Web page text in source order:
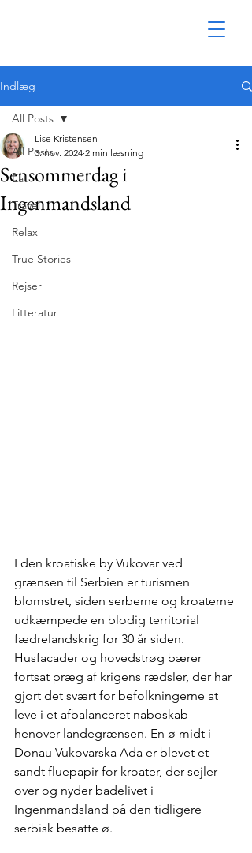
Indlæg
All Posts
Eat
Travel
Relax
True Stories
Rejser
Litteratur
All Posts
Sensommerdag i
Ingenmandsland
Lise Kristensen
3. nov. 2024 2 min læsning
I den kroatiske by Vukovar ved
grænsen til Serbien er turismen
blomstret, siden serberne og kroaterne
udkæmpede en blodig territorial
fædrelandskrig for 30 år siden.
Husfacader og hovedstrøg bærer
fortsat præg af krigens rædsler, der har
gjort det svært for befolkningerne at
leve i et afbalanceret naboskab
henover landegrænsen. En ø midt i
Donau Vukovarska Ada er blevet et
sandt fluepapir for kroater, der sejler
over og nyder badelivet i
Ingenmandsland på den tidligere
serbisk besatte ø.